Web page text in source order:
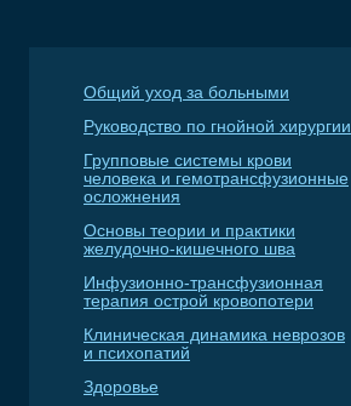
Общий уход за больными
Руководство по гнойной хирургии
Групповые системы крови
человека и гемотрансфузионные
осложнения
Основы теории и практики
желудочно-кишечного шва
Инфузионно-трансфузионная
терапия острой кровопотери
Клиническая динамика неврозов
и психопатий
Здоровье